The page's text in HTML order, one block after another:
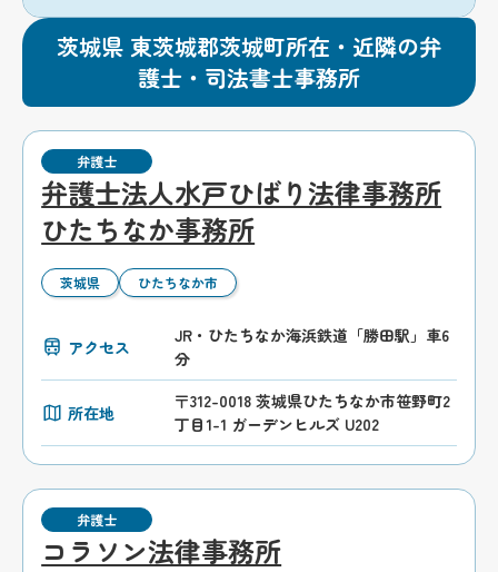
茨城県 東茨城郡茨城町所在・近隣の弁
護士・司法書士事務所
弁護士
弁護士法人水戸ひばり法律事務所
ひたちなか事務所
茨城県 ひたちなか市
アクセス
JR・ひたちなか海浜鉄道「勝田駅」車6
分
所在地
〒312-0018 茨城県ひたちなか市笹野町2
丁目1-1 ガーデンヒルズ U202
弁護士
コラソン法律事務所